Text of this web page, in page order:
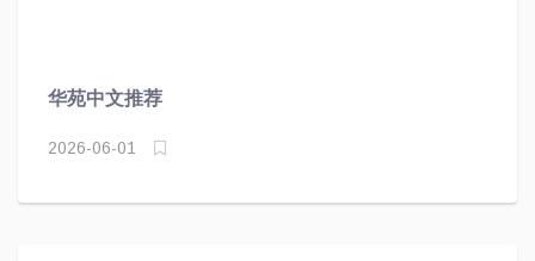
华苑中文推荐
2026-06-01